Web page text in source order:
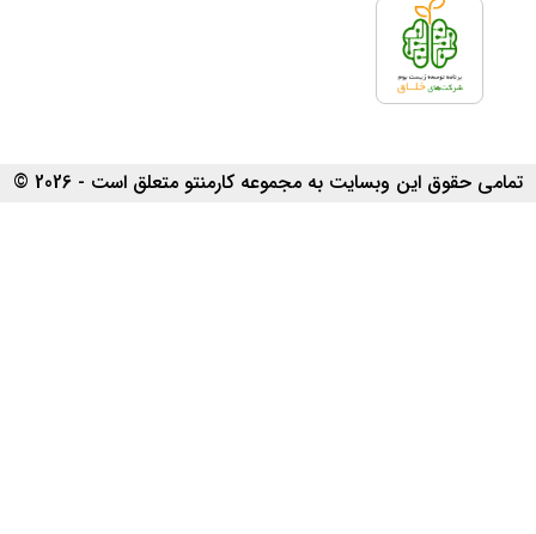
تمامی حقوق این وبسایت به مجموعه کارمنتو متعلق است - 2026 ©